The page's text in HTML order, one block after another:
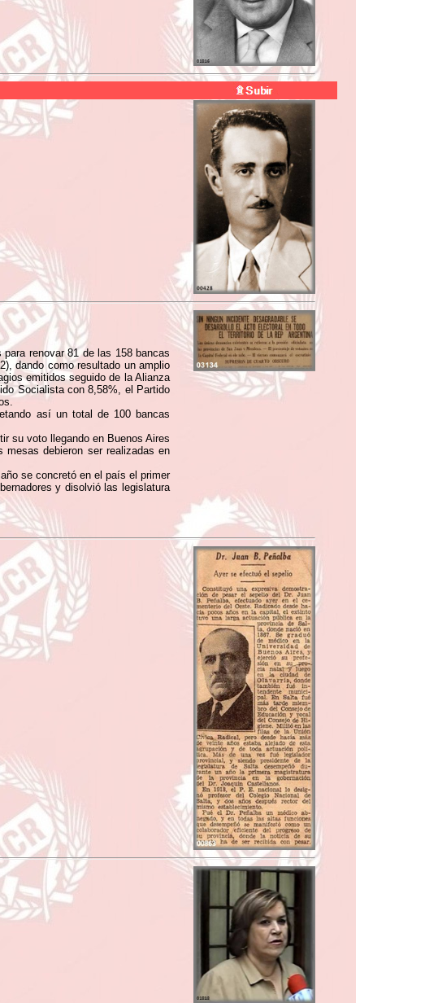
renovar 81 de las 158 bancas
dando como resultado un amplio
emitidos seguido de la Alianza
Socialista con 8,58%, el Partido
así un total de 100 bancas
su voto llegando en Buenos Aires
debieron ser realizadas en
se concretó en el país el primer
y disolvió las legislatura